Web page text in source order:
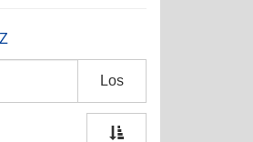
Z
Los